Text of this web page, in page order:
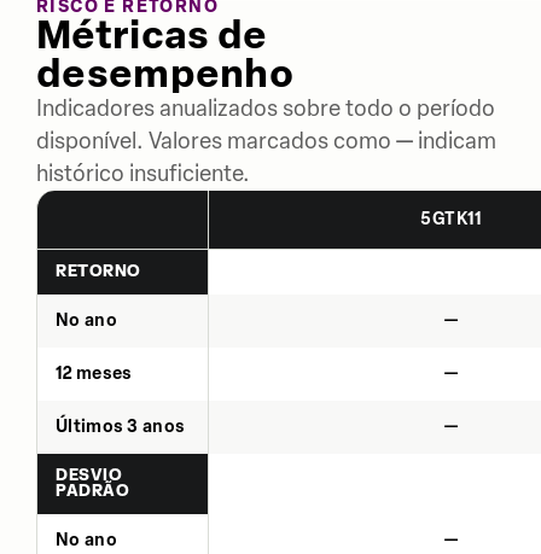
RISCO E RETORNO
Métricas de
desempenho
Indicadores anualizados sobre todo o período
disponível. Valores marcados como — indicam
histórico insuficiente.
5GTK11
RETORNO
No ano —
12 meses —
Últimos 3 anos —
DESVIO
PADRÃO
No ano —